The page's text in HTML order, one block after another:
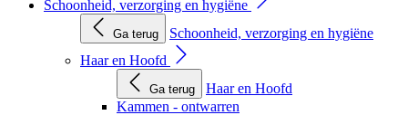
Schoonheid, verzorging en hygiëne
Ga terug
Schoonheid, verzorging en hygiëne
Haar en Hoofd
Ga terug
Haar en Hoofd
Kammen - ontwarren